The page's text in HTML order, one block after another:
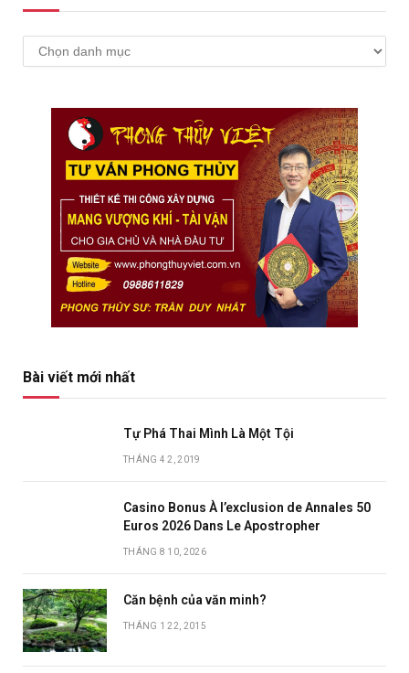
Tìm
kiếm
Bài viết mới nhất
Tự Phá Thai Mình Là Một Tội
THÁNG 4 2, 2019
Casino Bonus À l’exclusion de Annales 50
Euros 2026 Dans Le Apostropher
THÁNG 8 10, 2026
Căn bệnh của văn minh?
THÁNG 1 22, 2015